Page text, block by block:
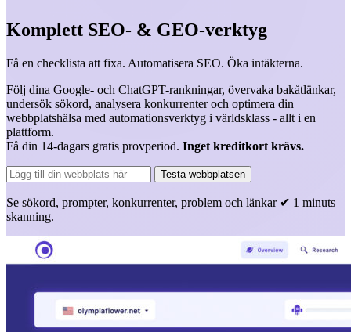
Komplett SEO- & GEO-verktyg
Få en checklista att fixa. Automatisera SEO. Öka intäkterna.
Följ dina Google- och ChatGPT-rankningar, övervaka bakåtlänkar,
undersök sökord, analysera konkurrenter och optimera din
webbplatshälsa med automationsverktyg i världsklass - allt i en
plattform.
Få din 14-dagars gratis provperiod. Inget kreditkort krävs.
Testa webbplatsen
Se sökord, prompter, konkurrenter, problem och länkar ✔ 1 minuts
skanning.